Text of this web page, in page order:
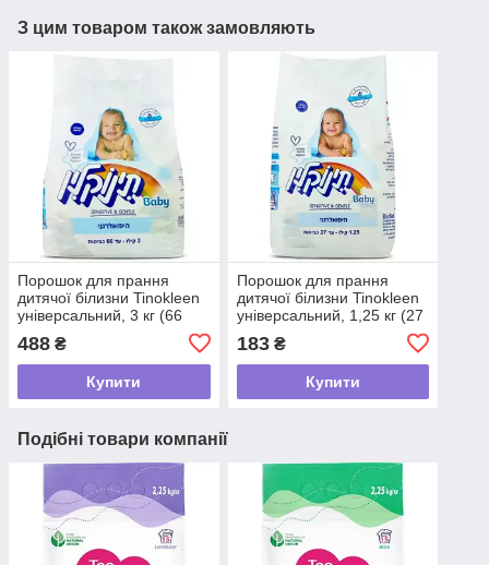
З цим товаром також замовляють
Порошок для прання
дитячої білизни Tinokleen
універсальний, 3 кг (66
488 ₴
Купити
Порошок для прання
дитячої білизни Tinokleen
універсальний, 1,25 кг (27
183₴
Купити
Подібні товари компанії